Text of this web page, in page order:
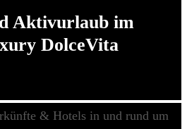
Aktivurlaub im
DolceVita